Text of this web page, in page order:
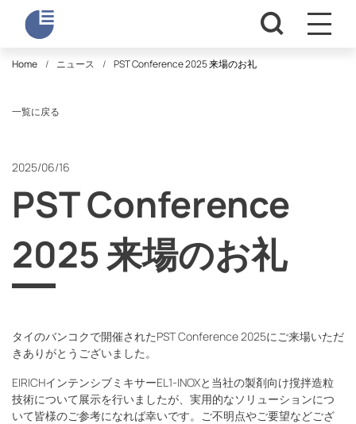
Home ニュース PST Conference 2025 来場のお礼
一覧に戻る
2025/06/16
PST Conference
2025 来場のお礼
タイのバンコクで開催されたPST Conference 2025にご来場いただ
きありがとうございました。
EIRICHインテンシブミキサーEL1-INOXと当社の製剤向け撹拌造粒
技術について展示を行いましたが、実用的なソリューションにつ
いて皆様のご参考になれば幸いです。ご不明点やご要望などござ